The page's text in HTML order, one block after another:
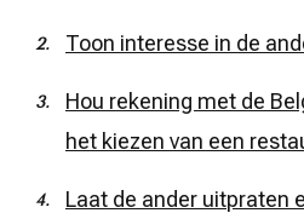
Toon interesse in de
Hou rekening met de
het kiezen van een
Laat de ander uitpraten